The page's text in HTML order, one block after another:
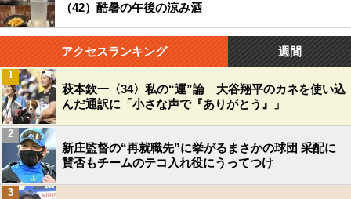
（42）酷暑の午後の涼み酒
アクセスランキング 週間
萩本欽一〈34〉私の“運”論 大谷翔平のカネを使い込
んだ通訳に「小さな声で『ありがとう』」
1
新庄監督の“再就職先”に挙がるまさかの球団 采配に
賛否もチームのテコ入れ役にうってつけ
2
3